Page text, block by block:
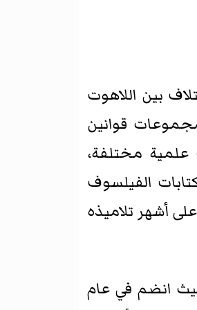
بين اللاهوت
قوانين
مختلفة،
الفيلسوف
أشهر تلاميذه
حيث انضم في عام